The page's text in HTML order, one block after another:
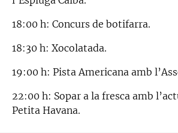
18:00 h: Concurs de botifarra.
18:30 h: Xocolatada.
19:00 h: Pista Americana amb
22:00 h: Sopar a la fresca amb
Petita Havana.